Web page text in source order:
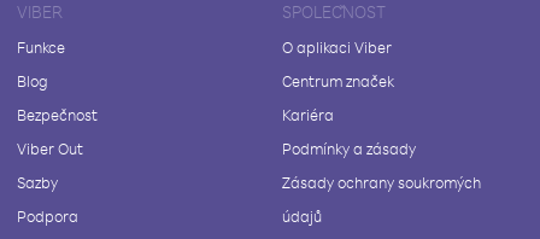
VIBER
Funkce
Blog
Bezpečnost
Viber Out
Sazby
Podpora
SPOLEČNOST
O aplikaci Viber
Centrum značek
Kariéra
Podmínky a zásady
Zásady ochrany soukromých
údajů